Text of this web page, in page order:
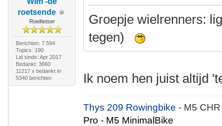
roetsende
Roeifietser
Berichten: 7.594
Topics: 190
Lid sinds: Apr 2017
Bedankt: 3660
11217 x bedankt in
5340 berichten
Groepje wielrenners:
tegen)
Ik noem hen juist altijd
Thys 209 Rowingbike- M5
Pro - M5 MinimalBike